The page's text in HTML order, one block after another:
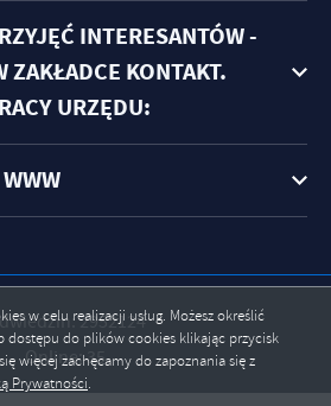
INTERESANTÓW -
ZAKŁADCE KONTAKT.
URZĘDU:
2952124
Online: 35
w celu realizacji usług. Możesz określić
dostępu do plików cookies klikając przycisk
więcej zachęcamy do zapoznania się z
Prywatności.